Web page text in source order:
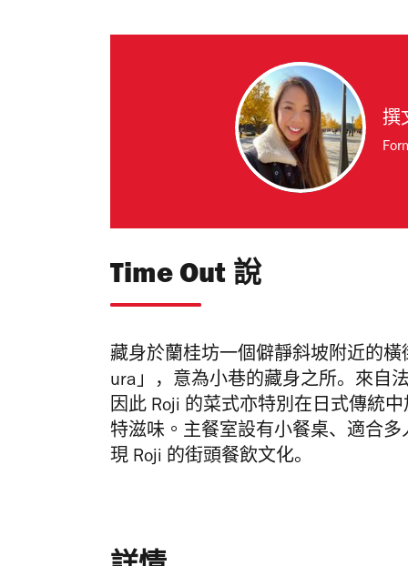
撰
Time Out 說
藏身於蘭桂坊一個僻靜斜坡附近的
ura」，意為小巷的藏身之所。 來自
因此 Roji 的菜式亦特別在日式傳統
特滋味。 主餐室設有小餐桌、適合多
現 Roji 的街頭餐飲文化。